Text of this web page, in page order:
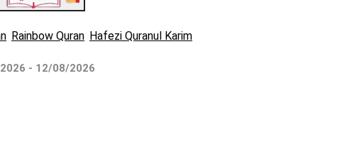
Rainbow Quran Hafezi Quranul Karim
- 12/08/2026